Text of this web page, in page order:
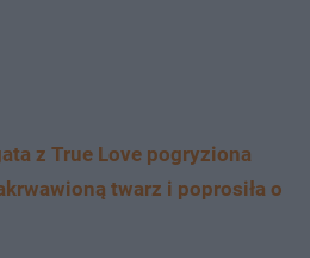
z True Love pogryziona
twarz i poprosiła o